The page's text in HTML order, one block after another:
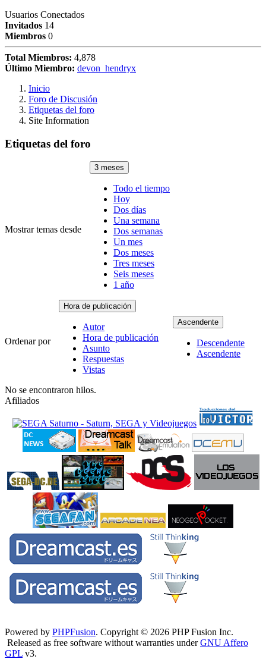
Usuarios Conectados
Invitados 14
Miembros 0
Total Miembros: 4,878
Último Miembro: devon_hendryx
Inicio
Foro de Discusión
Etiquetas del foro
Site Information
Etiquetas del foro
Mostrar temas desde
3 meses
Todo el tiempo
Hoy
Dos días
Una semana
Dos semanas
Un mes
Dos meses
Tres meses
Seis meses
1 año
Ordenar por
Hora de publicación
Autor
Hora de publicación
Asunto
Respuestas
Vistas
Ascendente
Descendente
Ascendente
No se encontraron hilos.
Afiliados
Powered by PHPFusion. Copyright © 2026 PHP Fusion Inc.
Released as free software without warranties underGNU Affero
GPL v3.